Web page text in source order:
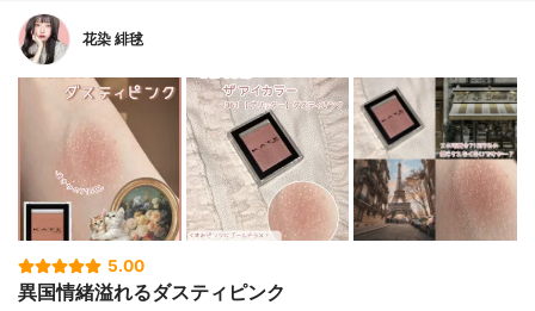
花染 緋毬
5.00
異国情緒溢れるダスティピンク